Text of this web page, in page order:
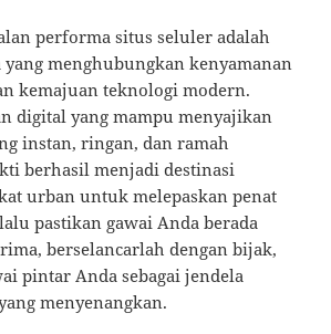
performa situs seluler adalah
yang menghubungkan kenyamanan
kemajuan teknologi modern.
digital yang mampu menyajikan
instan, ringan, dan ramah
berhasil menjadi destinasi
urban untuk melepaskan penat
pastikan gawai Anda berada
berselancarlah dengan bijak,
pintar Anda sebagai jendela
menyenangkan.